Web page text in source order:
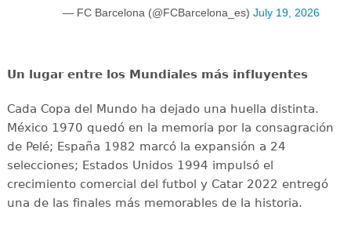
— FC Barcelona (@FCBarcelona_es) July 19, 2026
Un lugar entre los Mundiales más influyentes
Cada Copa del Mundo ha dejado una huella distinta.
México 1970 quedó en la memoria por la consagración
de Pelé; España 1982 marcó la expansión a 24
selecciones; Estados Unidos 1994 impulsó el
crecimiento comercial del futbol y Catar 2022 entregó
una de las finales más memorables de la historia.